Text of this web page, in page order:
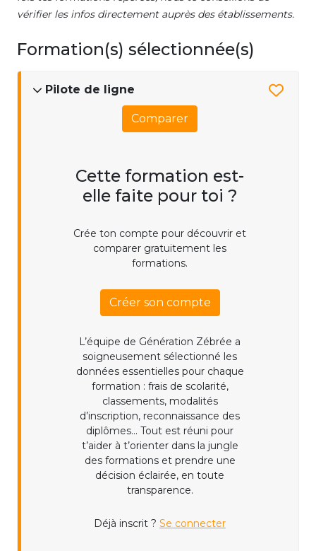
vérifier les infos directement auprès des établissements.
Formation(s) sélectionnée(s)
Pilote de ligne
Comparer
Cette formation est-
elle faite pour toi ?
Crée ton compte pour découvrir et
comparer gratuitement les
formations.
Créer son compte
L’équipe de Génération Zébrée a
soigneusement sélectionné les
données essentielles pour chaque
formation : frais de scolarité,
classements, modalités
d’inscription, reconnaissance des
diplômes... Tout est réuni pour
t’aider à t’orienter dans la jungle
des formations et prendre une
décision éclairée, en toute
transparence.
Déjà inscrit ? Se connecter